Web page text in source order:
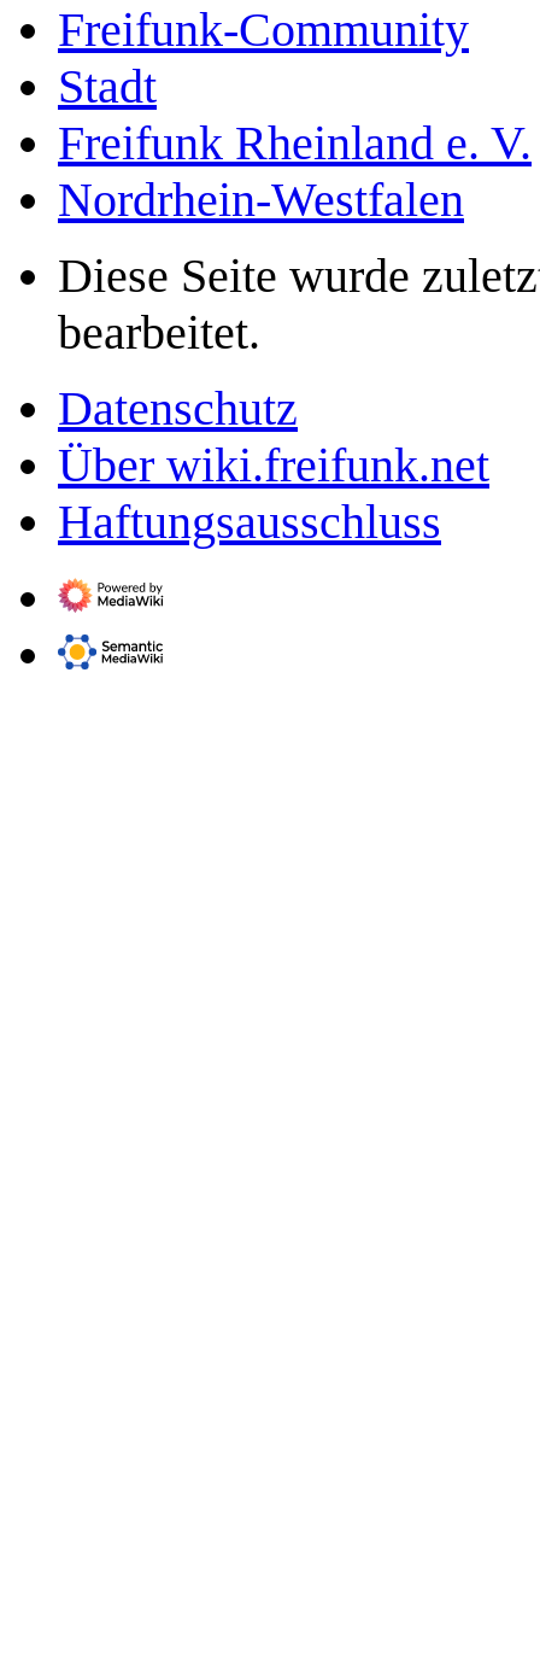
Freifunk-Community
Stadt
Freifunk Rheinland e. V.
Nordrhein-Westfalen
Diese Seite wurde
bearbeitet.
Datenschutz
Über wiki.freifunk.net
Haftungsausschluss